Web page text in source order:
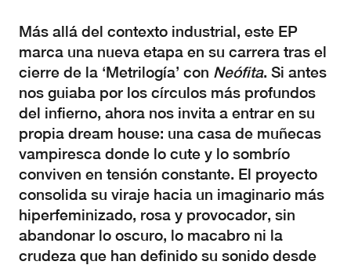
Más allá del contexto industrial, este EP
marca una nueva etapa en su carrera tras el
cierre de la ‘Metrilogía’ con Neófita. Si antes
nos guiaba por los círculos más profundos
del infierno, ahora nos invita a entrar en su
propia dream house: una casa de muñecas
vampiresca donde lo cute y lo sombrío
conviven en tensión constante. El proyecto
consolida su viraje hacia un imaginario más
hiperfeminizado, rosa y provocador, sin
abandonar lo oscuro, lo macabro ni la
crudeza que han definido su sonido desde